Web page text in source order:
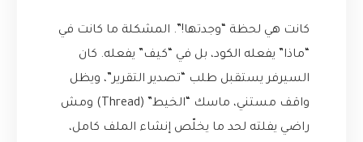
كانت هي لحظة “وجدتها!”. المشكلة ما كانت في
“ماذا” يفعله الكود، بل في “كيف” يفعله. كان
السيرفر يستقبل طلب “تصدير التقرير”، ويظل
واقف مستني، ماسك “الخيط” (Thread) ومش
راضي يفلته لحد ما يخلّص إنشاء الملف كامل،